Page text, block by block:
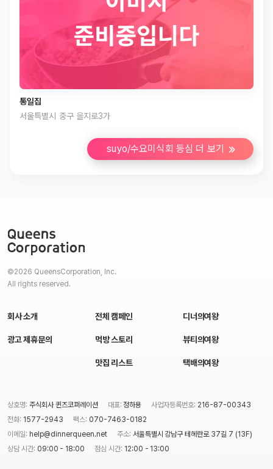
통일집
서울특별시 중구 을지로3가
suyo/수요미식회 등심 더 보기
©2026 QueensCorporation, Inc.
All rights reserved.
회사 소개
광고 제휴문의
전체 캠페인
먹방 스토리
맛집 리스트
디너의여왕
뷰티의여왕
택배의여왕
상호명: 주식회사 퀸즈코퍼레이션 대표:정하용 사업자등록번호: 216-87-00343
전화: 1577-2943 팩스: 070-7463-0182
이메일: help@dinnerqueen.net 주소: 서울특별시 강남구 테헤란로 37길 7 (13F)
상담 시간: 09:00 - 18:00 점심 시간: 12:00 - 13:00